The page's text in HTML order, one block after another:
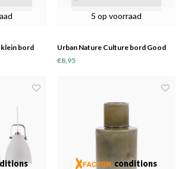
bord
5 op voorraad
Urban Nature Culture bord Good
Morning
€8,95
conditions